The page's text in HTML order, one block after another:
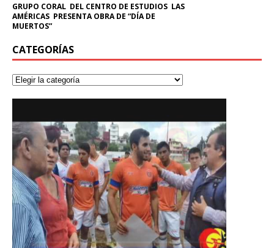
GRUPO CORAL DEL CENTRO DE ESTUDIOS LAS
AMÉRICAS PRESENTA OBRA DE “DÍA DE
MUERTOS”
CATEGORÍAS